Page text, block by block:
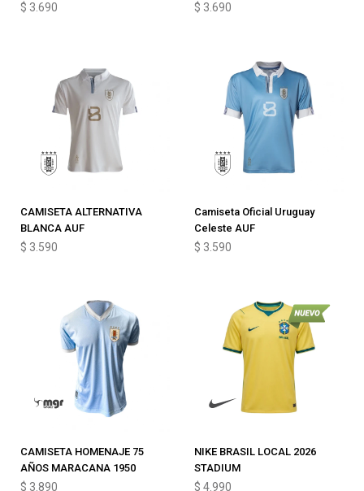
$ 3.690 $ 3.690
CAMISETA ALTERNATIVA
BLANCA AUF
$ 3.590
Camiseta Oficial Uruguay
Celeste AUF
$ 3.590
CAMISETA HOMENAJE 75
AÑOS MARACANA 1950
$ 3.890
NIKE BRASIL LOCAL 2026
STADIUM
$ 4.990